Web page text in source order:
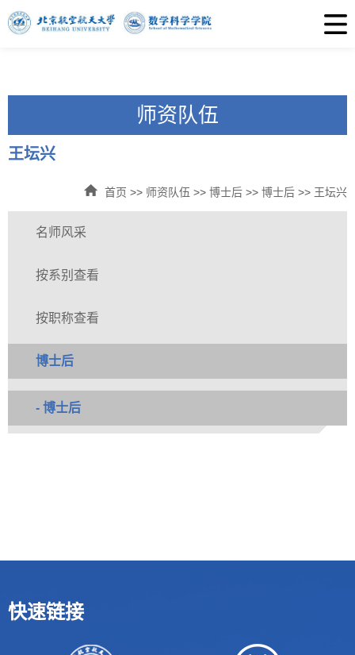
师资队伍
王坛兴
首页 >> 师资队伍 >> 博士后 >> 博士后 >> 王坛兴
名师风采
按系别查看
按职称查看
博士后
- 博士后
快速链接